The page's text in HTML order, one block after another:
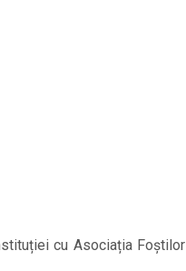
cu Asociația Foștilor